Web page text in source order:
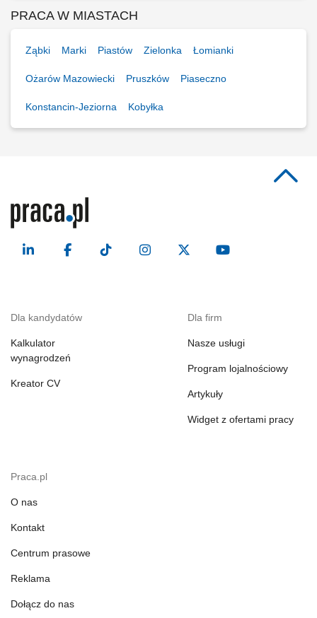
PRACA W MIASTACH
Ząbki Marki Piastów Zielonka Łomianki
Ożarów Mazowiecki Pruszków Piaseczno
Konstancin-Jeziorna Kobyłka
Dla kandydatów
Kalkulator
wynagrodzeń
Kreator CV
Dla firm
Nasze usługi
Program lojalnościowy
Artykuły
Widget z ofertami pracy
Praca.pl
O nas
Kontakt
Centrum prasowe
Reklama
Dołącz do nas